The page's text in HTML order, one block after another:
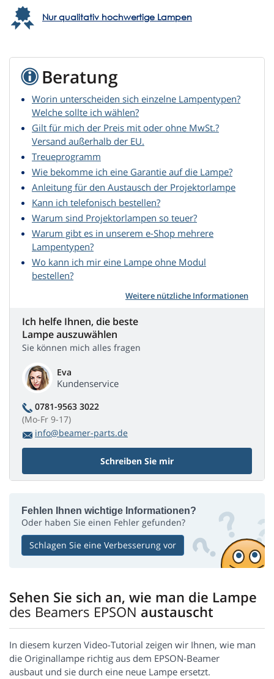
Nur qualitativ hochwertige Lampen
Beratung
Worin unterscheiden sich einzelne Lampentypen?
Welche sollte ich wählen?
Gilt für mich der Preis mit oder ohne MwSt.?
Versand außerhalb der EU.
Treueprogramm
Wie bekomme ich eine Garantie auf die Lampe?
Anleitung für den Austausch der Projektorlampe
Kann ich telefonisch bestellen?
Warum sind Projektorlampen so teuer?
Warum gibt es in unserem e-Shop mehrere
Lampentypen?
Wo kann ich mir eine Lampe ohne Modul
bestellen?
Weitere nützliche Informationen
Ich helfe Ihnen, die beste
Lampe auszuwählen
Sie können mich alles fragen
Eva
Kundenservice
0781-9563 3022
(Mo-Fr 9-17)
info@beamer-parts.de
Schreiben Sie mir
Fehlen Ihnen wichtige Informationen?
Oder haben Sie einen Fehler gefunden?
Schlagen Sie eine Verbesserung vor
Sehen Sie sich an, wie man die Lampe
des Beamers EPSON austauscht
In diesem kurzen Video-Tutorial zeigen wir Ihnen, wie man
die Originallampe richtig aus dem EPSON-Beamer
ausbaut und sie durch eine neue Lampe ersetzt.